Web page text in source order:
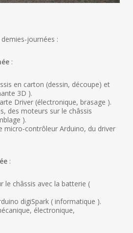
journées :
:
en carton (dessin, découpe) et
3D ).
Driver (électronique, brasage ).
des moteurs sur le châssis
).
micro-contrôleur Arduino, du driver
:
le châssis avec la batterie (
digiSpark ( informatique ).
électronique,